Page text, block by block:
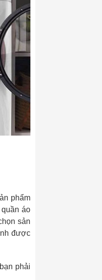
phẩm
áo
sản
được
phải